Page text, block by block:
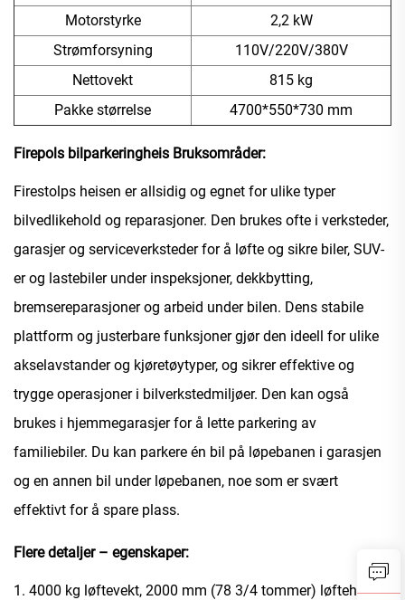
Motorstyrke
2,2 kW
Strømforsyning
110V/220V/380V
Nettovekt
815 kg
Pakke størrelse
4700*550*730 mm
Firepols bilparkeringheis Bruksområder:
Firestolps heisen er allsidig og egnet for ulike typer
bilvedlikehold og reparasjoner. Den brukes ofte i verksteder,
garasjer og serviceverksteder for å løfte og sikre biler, SUV-
er og lastebiler under inspeksjoner, dekkbytting,
bremsereparasjoner og arbeid under bilen. Dens stabile
plattform og justerbare funksjoner gjør den ideell for ulike
akselavstander og kjøretøytyper, og sikrer effektive og
trygge operasjoner i bilverkstedmiljøer. Den kan også
brukes i hjemmegarasjer for å lette parkering av
familiebiler. Du kan parkere én bil på løpebanen i garasjen
og en annen bil under løpebanen, noe som er svært
effektivt for å spare plass.
Flere detaljer – egenskaper:
1. 4000 kg løftevekt, 2000 mm (78 3/4 tommer) løftehøyde,